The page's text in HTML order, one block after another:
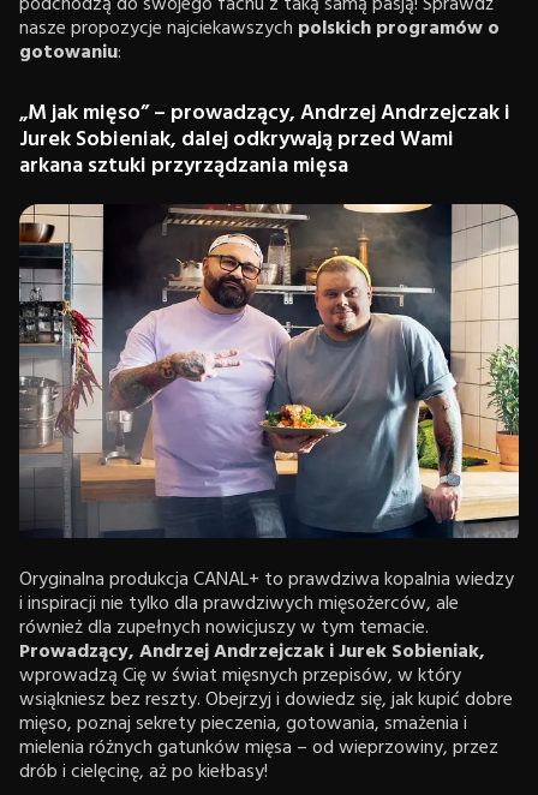
nasze propozycje najciekawszych polskichprogramów o
gotowaniu:
„M jak mięso” – prowadzący, Andrzej Andrzejczak i
Jurek Sobieniak, dalej odkrywają przed Wami
arkana sztuki przyrządzania mięsa
Oryginalna produkcja CANAL+ to prawdziwa kopalnia wiedzy
i inspiracji nie tylko dla prawdziwych mięsożerców, ale
również dla zupełnych nowicjuszy w tym temacie.
Prowadzący, Andrzej Andrzejczak i Jurek Sobieniak,
wprowadzą Cię w świat mięsnych przepisów, w który
wsiąkniesz bez reszty. Obejrzyj i dowiedz się, jak kupić dobre
mięso, poznaj sekrety pieczenia, gotowania, smażenia i
mielenia różnych gatunków mięsa – od wieprzowiny, przez
drób i cielęcinę, aż po kiełbasy!